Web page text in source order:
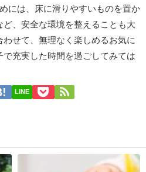
には、床に滑りやすいものを置か
、安全な環境を整えることも大
せて、無理なく楽しめるお気に
充実した時間を過ごしてみては
LINE